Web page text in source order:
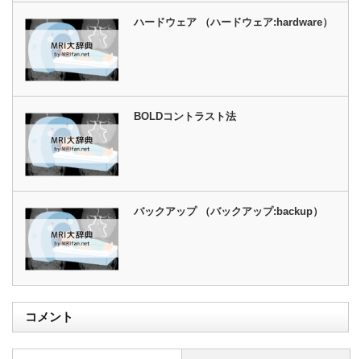
ハードウェア （ハードウェア:hardware）
BOLDコントラスト法
バックアップ （バックアップ:backup）
コメント